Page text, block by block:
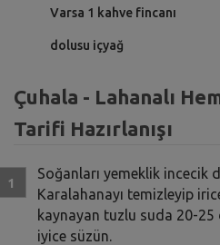
Varsa 1 kahve fincanı
dolusu içyağ
Çuhala - Lahanalı
Tarifi Hazırlanışı
Soğanları yemeklik incecik
Karalahanayı temizleyip
kaynayan tuzlu suda 20-25
iyice süzün.